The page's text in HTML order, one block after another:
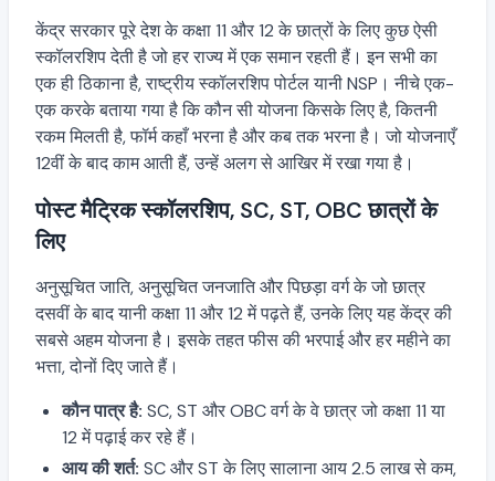
केंद्र सरकार पूरे देश के कक्षा 11 और 12 के छात्रों के लिए कुछ ऐसी
स्कॉलरशिप देती है जो हर राज्य में एक समान रहती हैं। इन सभी का
एक ही ठिकाना है, राष्ट्रीय स्कॉलरशिप पोर्टल यानी NSP। नीचे एक-
एक करके बताया गया है कि कौन सी योजना किसके लिए है, कितनी
रकम मिलती है, फॉर्म कहाँ भरना है और कब तक भरना है। जो योजनाएँ
12वीं के बाद काम आती हैं, उन्हें अलग से आखिर में रखा गया है।
पोस्ट मैट्रिक स्कॉलरशिप, SC, ST, OBC छात्रों के
लिए
अनुसूचित जाति, अनुसूचित जनजाति और पिछड़ा वर्ग के जो छात्र
दसवीं के बाद यानी कक्षा 11 और 12 में पढ़ते हैं, उनके लिए यह केंद्र की
सबसे अहम योजना है। इसके तहत फीस की भरपाई और हर महीने का
भत्ता, दोनों दिए जाते हैं।
कौन पात्र है: SC, ST और OBC वर्ग के वे छात्र जो कक्षा 11 या
12 में पढ़ाई कर रहे हैं।
आय की शर्त: SC और ST के लिए सालाना आय 2.5 लाख से कम,